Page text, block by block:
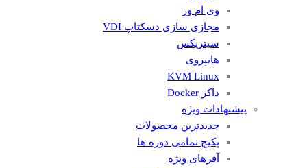
وی ام ور
مجازی سازی دسکتاپ VDI
سیتریکس
هایپروی
KVM Linux
داکر Docker
پیشنهادات ویژه
جدیدترین محصولات
پکیچ تمامی دوره ها
آفرهای ویژه